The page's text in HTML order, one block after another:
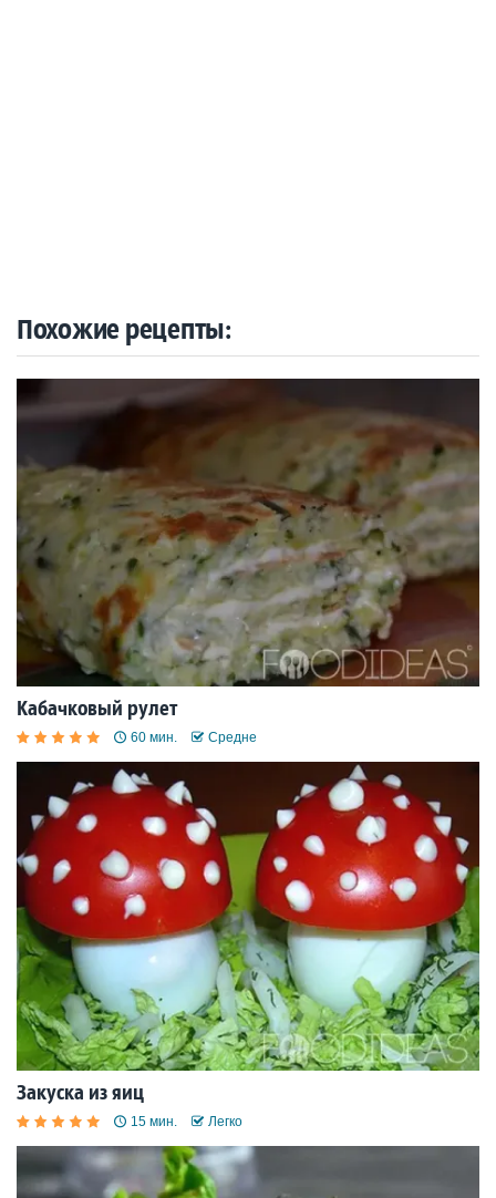
Похожие рецепты:
Кабачковый рулет
60 мин. Средне
Закуска из яиц
15 мин. Легко